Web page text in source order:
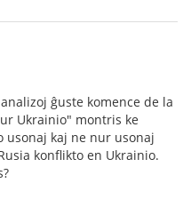
ĝuste komence de la
Ukrainio" montris ke
kaj ne nur usonaj
konflikto en Ukrainio.